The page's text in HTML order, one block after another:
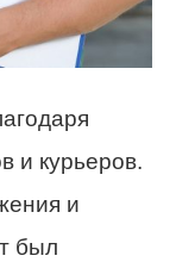
и курьеров.
и
был